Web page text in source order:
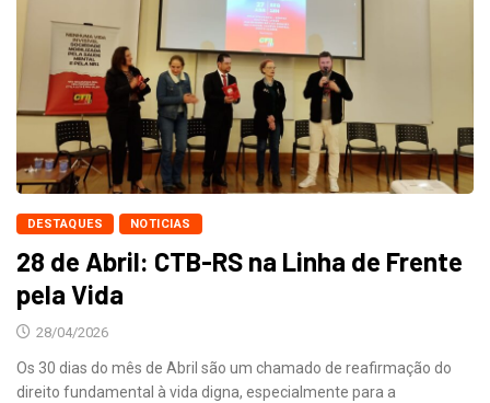
DESTAQUES NOTICIAS
28 de Abril: CTB-RS na Linha de Frente
pela Vida
28/04/2026
Os 30 dias do mês de Abril são um chamado de reafirmação do
direito fundamental à vida digna, especialmente para a